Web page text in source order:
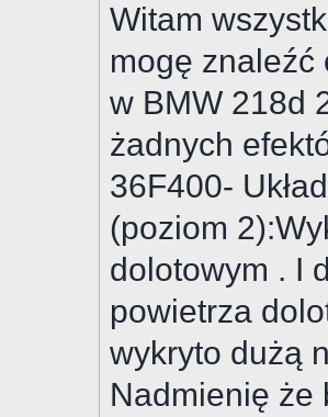
Witam
mogę znaleźć
w BMW 218d
żadnych
36F400-
(poziom
dolotowym . I
powietrza
wykryto dużą
Nadmienię że